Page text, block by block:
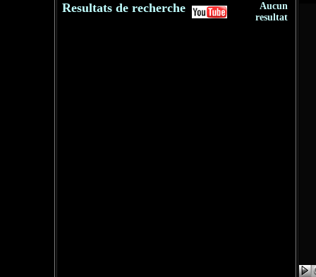
Resultats de recherche
Aucun
resultat